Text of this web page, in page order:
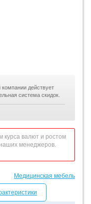
действует
система скидок.
курса валют и ростом
менеджеров.
Медицинская мебель